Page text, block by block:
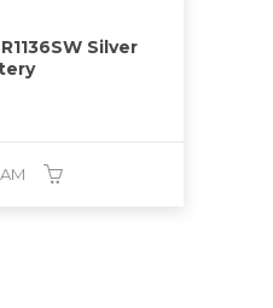
Silver